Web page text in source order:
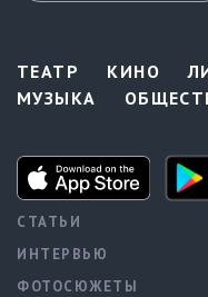
ТЕАТР КИНО
МУЗЫКА
СТАТЬИ
ИНТЕРВЬЮ
ФОТОСЮЖЕТЫ